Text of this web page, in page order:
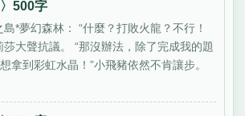
500字
*夢幻森林： “什麼？打敗火龍？不行！
莎大聲抗議。 “那沒辦法，除了完成我的題
拿到彩虹水晶！”小飛豬依然不肯讓步。